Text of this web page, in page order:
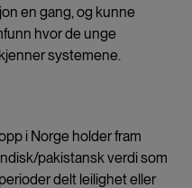
en gang, og kunne
hvor de unge
systemene.
i Norge holder fram
pakistansk verdi som
delt leilighet eller